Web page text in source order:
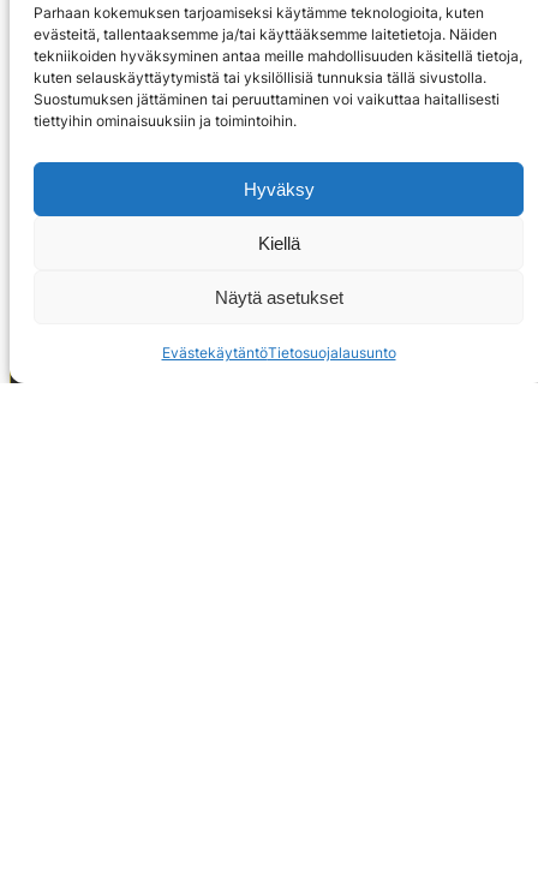
Parhaan kokemuksen tarjoamiseksi käytämme teknologioita, kuten
evästeitä, tallentaaksemme ja/tai käyttääksemme laitetietoja. Näiden
tekniikoiden hyväksyminen antaa meille mahdollisuuden käsitellä tietoja,
kuten selauskäyttäytymistä tai yksilöllisiä tunnuksia tällä sivustolla.
Suostumuksen jättäminen tai peruuttaminen voi vaikuttaa haitallisesti
tiettyihin ominaisuuksiin ja toimintoihin.
Hyväksy
Kiellä
Näytä asetukset
EvästekäytäntöTietosuojalausunto
OTA YHTEYTTÄ